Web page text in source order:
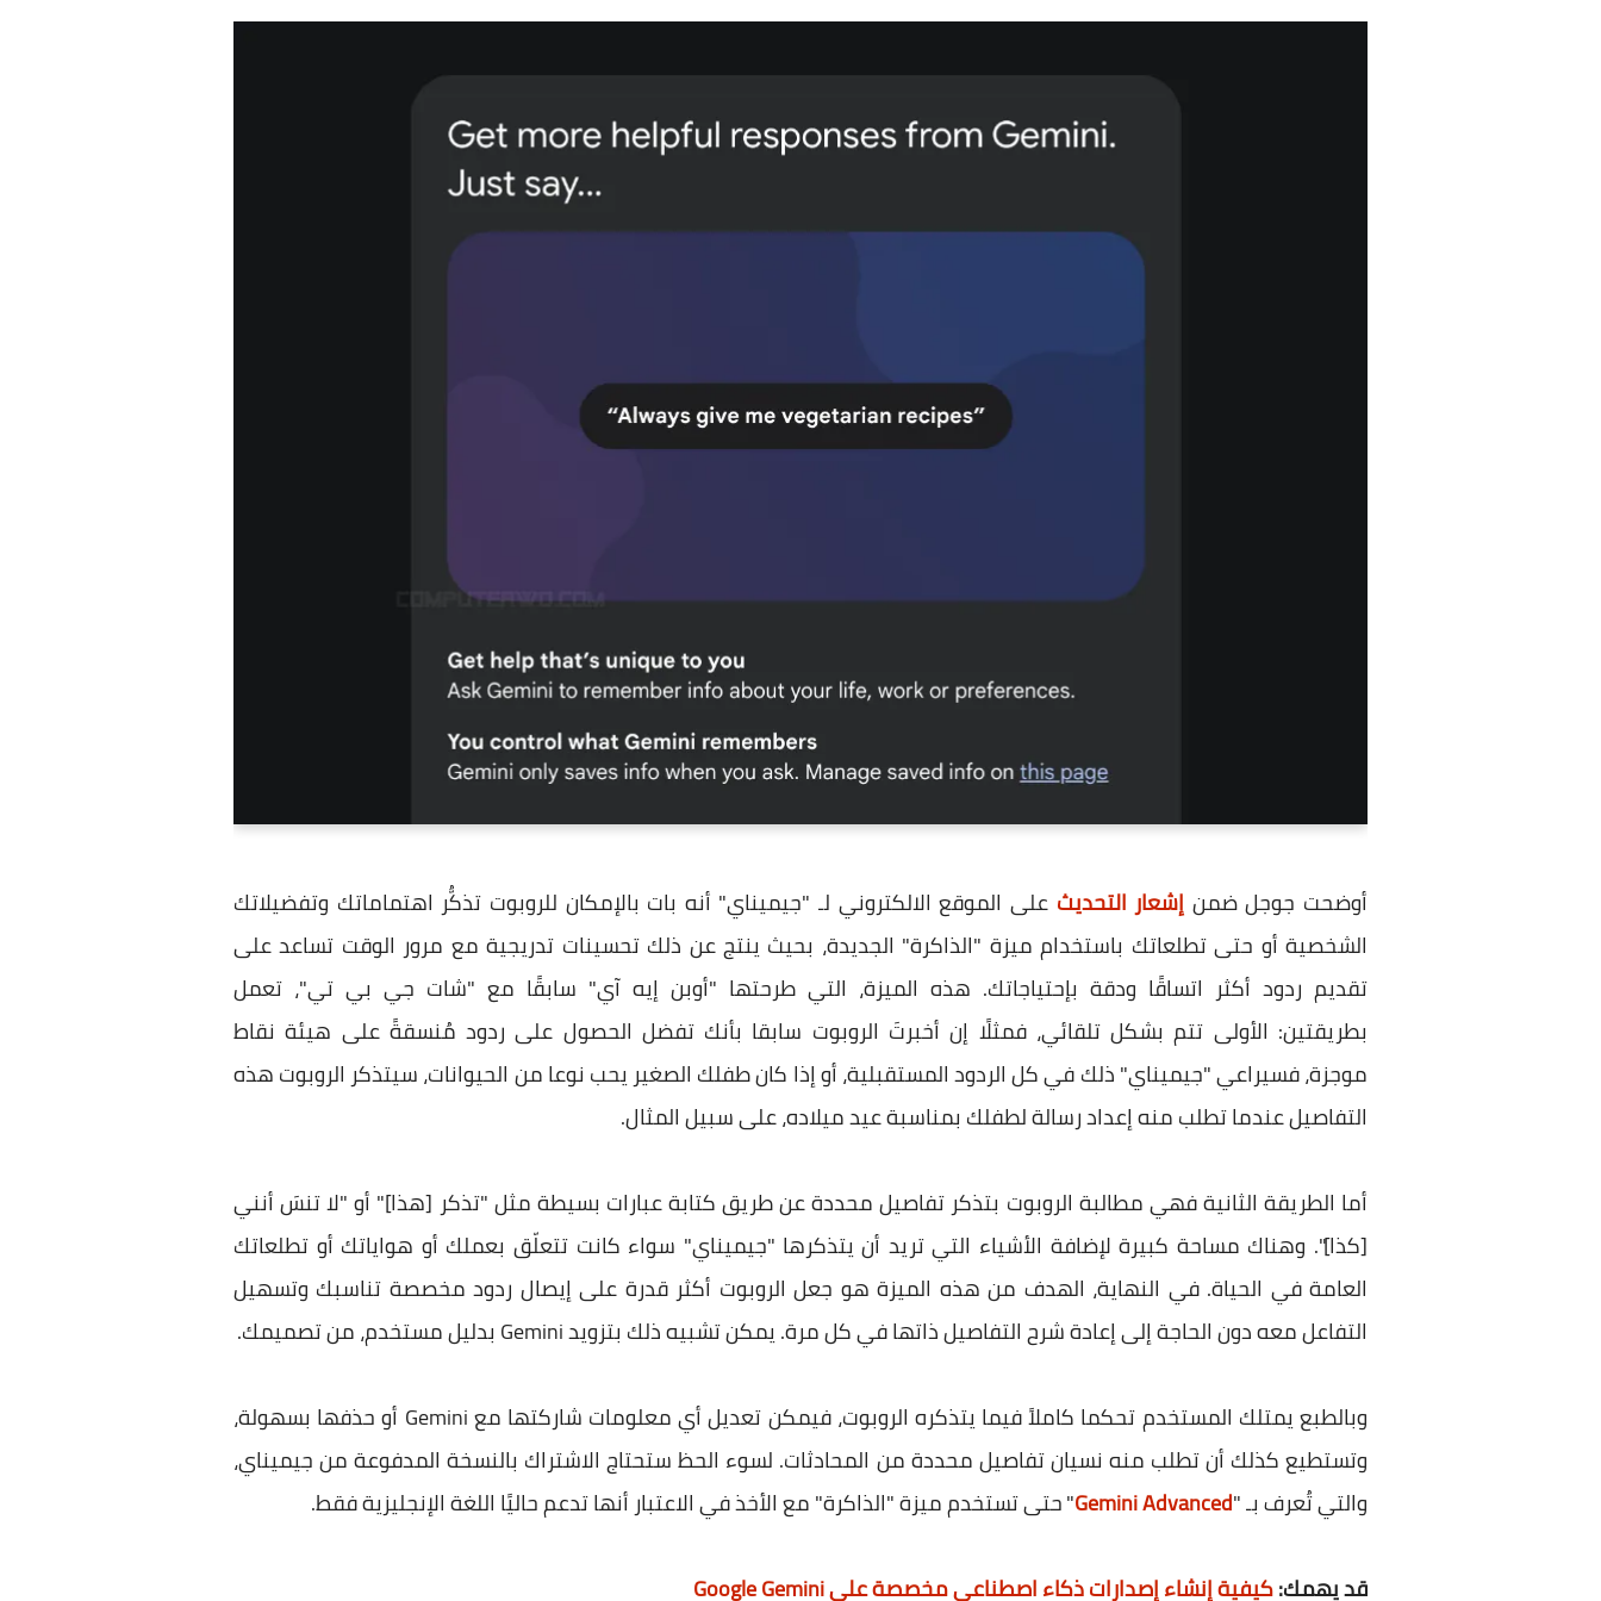
أوضحت جوجل ضمن إشعار التحديث على الموقع الالكتروني لـ "جيميناي" أنه بات بالإمكان للروبوت تذكُّر اهتماماتك وتفضيلاتك
الشخصية أو حتى تطلعاتك باستخدام ميزة "الذاكرة" الجديدة، بحيث ينتج عن ذلك تحسينات تدريجية مع مرور الوقت تساعد على
تقديم ردود أكثر اتساقًا ودقة بإحتياجاتك. هذه الميزة، التي طرحتها "أوبن إيه آي" سابقًا مع "شات جي بي تي"، تعمل
بطريقتين: الأولى تتم بشكل تلقائي، فمثلًا إن أخبرتَ الروبوت سابقا بأنك تفضل الحصول على ردود مُنسقةً على هيئة نقاط
موجزة، فسيراعي "جيميناي" ذلك في كل الردود المستقبلية، أو إذا كان طفلك الصغير يحب نوعا من الحيوانات، سيتذكر الروبوت هذه
التفاصيل عندما تطلب منه إعداد رسالة لطفلك بمناسبة عيد ميلاده، على سبيل المثال.
أما الطريقة الثانية فهي مطالبة الروبوت بتذكر تفاصيل محددة عن طريق كتابة عبارات بسيطة مثل "تذكر [هذا]" أو "لا تنسَ أنني
[كذا]". وهناك مساحة كبيرة لإضافة الأشياء التي تريد أن يتذكرها "جيميناي" سواء كانت تتعلّق بعملك أو هواياتك أو تطلعاتك
العامة في الحياة. في النهاية، الهدف من هذه الميزة هو جعل الروبوت أكثر قدرة على إيصال ردود مخصصة تناسبك وتسهيل
التفاعل معه دون الحاجة إلى إعادة شرح التفاصيل ذاتها في كل مرة. يمكن تشبيه ذلك بتزويد Gemini بدليل مستخدم، من تصميمك.
وبالطبع يمتلك المستخدم تحكما كاملاً فيما يتذكره الروبوت، فيمكن تعديل أي معلومات شاركتها مع Gemini أو حذفها بسهولة،
وتستطيع كذلك أن تطلب منه نسيان تفاصيل محددة من المحادثات. لسوء الحظ ستحتاج الاشتراك بالنسخة المدفوعة من جيميناي،
والتي تُعرف بـ "Gemini Advanced" حتى تستخدم ميزة "الذاكرة" مع الأخذ في الاعتبار أنها تدعم حاليًا اللغة الإنجليزية فقط.
قد يهمك:كيفية إنشاء إصدارات ذكاء اصطناعي مخصصة على Google Gemini